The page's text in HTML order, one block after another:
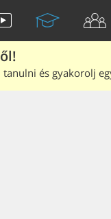
tanulni és gyakorolj